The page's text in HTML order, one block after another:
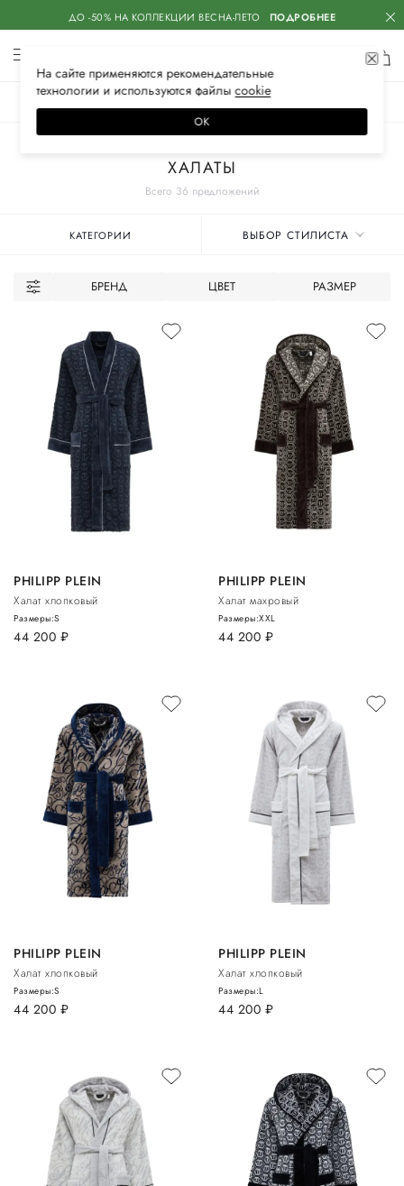
ДО -50% НА КОЛЛЕКЦИИ ВЕСНА-ЛЕТО ПОДРОБНЕЕ
Всего 36 предложений
ХАЛАТЫ
КАТЕГОРИИ ВЫБОР СТИЛИСТА
БРЕНД ЦВЕТ РАЗМЕР
PHILIPP PLEIN
Халат хлопковый
44 200 руб.
Размеры:S
PHILIPP PLEIN
Халат махровый
44 200 руб.
Размеры:XXL
PHILIPP PLEIN
Халат хлопковый
44 200 руб.
Размеры:S
PHILIPP PLEIN
Халат хлопковый
44 200 руб.
Размеры:L
На сайте применяются рекомендательные
технологии и используются файлысооkiе
ОК